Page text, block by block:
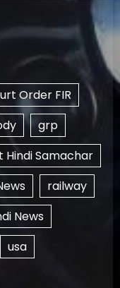
Order FIR
grp
Hindi Samachar
railway
News
usa